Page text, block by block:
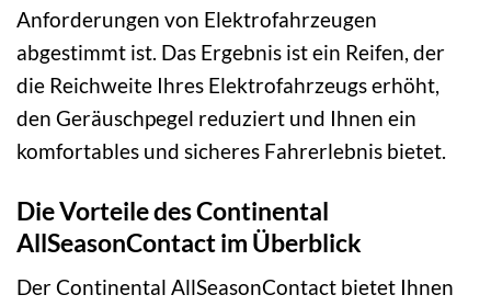
Anforderungen von Elektrofahrzeugen
abgestimmt ist. Das Ergebnis ist ein Reifen, der
die Reichweite Ihres Elektrofahrzeugs erhöht,
den Geräuschpegel reduziert und Ihnen ein
komfortables und sicheres Fahrerlebnis bietet.
Die Vorteile des Continental
AllSeasonContact im Überblick
Der Continental AllSeasonContact bietet Ihnen